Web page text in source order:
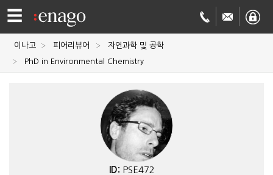
☰
영문
이나고 피어리뷰어
자연과학 및 공학
PhD in Environmental Chemistry
ID: PSE472